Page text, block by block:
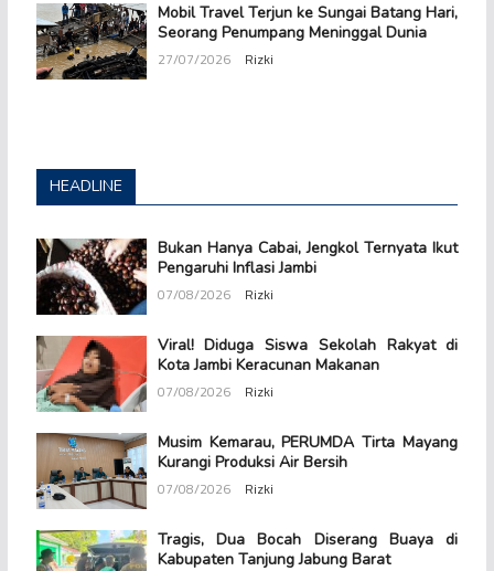
Mobil Travel Terjun ke Sungai Batang Hari,
Seorang Penumpang Meninggal Dunia
27/07/2026 Rizki
HEADLINE
Bukan Hanya Cabai, Jengkol Ternyata Ikut
Pengaruhi Inflasi Jambi
07/08/2026 Rizki
Viral! Diduga Siswa Sekolah Rakyat di
Kota Jambi Keracunan Makanan
07/08/2026 Rizki
Musim Kemarau, PERUMDA Tirta Mayang
Kurangi Produksi Air Bersih
07/08/2026 Rizki
Tragis, Dua Bocah Diserang Buaya di
Kabupaten Tanjung Jabung Barat